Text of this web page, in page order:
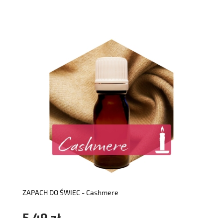
ZAPACH DO ŚWIEC - Cashmere
do koszyka